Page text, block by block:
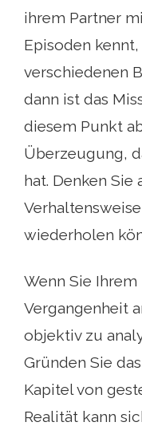
ihrem Partner
Episoden
verschiedenen
dann ist das
diesem Punkt
Überzeugung,
hat. Denken Sie
wiederholen
Wenn Sie
Vergangenheit
objektiv zu
Gründen Sie
Kapitel von
Realität kann